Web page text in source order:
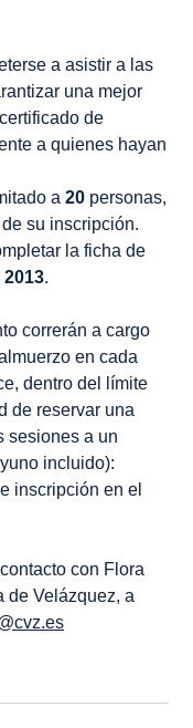
a asistir a las
una mejor
de
a quienes hayan
a 20 personas,
su inscripción.
la ficha de
2013.
correrán a cargo
en cada
dentro del límite
de reservar una
sesiones a un
incluido):
inscripción en el
con Flora
de Velázquez, a